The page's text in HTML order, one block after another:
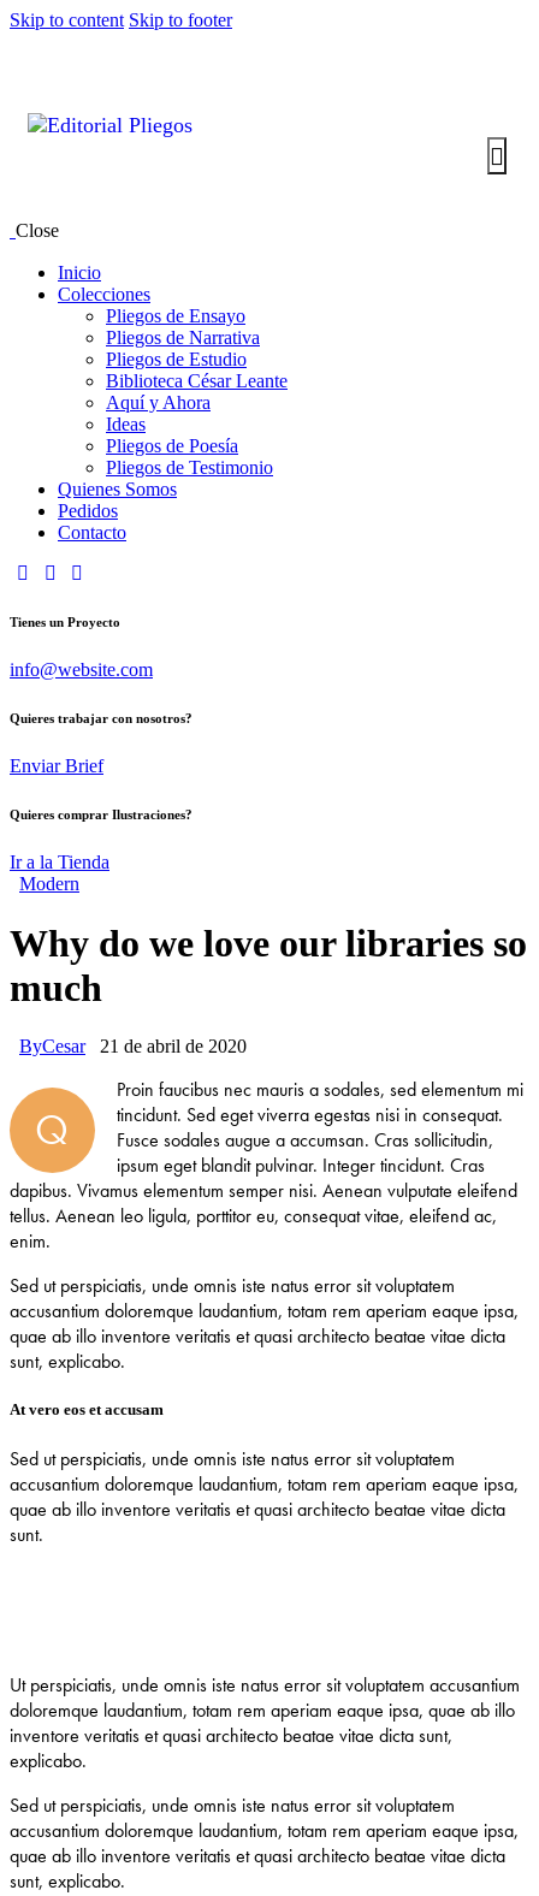
Skip to content Skip to footer
Close
Inicio
Colecciones
Pliegos de Ensayo
Pliegos de Narrativa
Pliegos de Estudio
Biblioteca César Leante
Aquí y Ahora
Ideas
Pliegos de Poesía
Pliegos de Testimonio
Quienes Somos
Pedidos
Contacto
Tienes un Proyecto
info@website.com
Quieres trabajar con nosotros?
Enviar Brief
Quieres comprar Ilustraciones?
Ir a la Tienda
Modern
Why do we love our libraries so
much
ByCesar 21 de abril de 2020
Q
Proin faucibus nec mauris a sodales, sed elementum mi
tincidunt. Sed eget viverra egestas nisi in consequat.
Fusce sodales augue a accumsan. Cras sollicitudin,
ipsum eget blandit pulvinar. Integer tincidunt. Cras
dapibus. Vivamus elementum semper nisi. Aenean vulputate eleifend
tellus. Aenean leo ligula, porttitor eu, consequat vitae, eleifend ac,
enim.
Sed ut perspiciatis, unde omnis iste natus error sit voluptatem
accusantium doloremque laudantium, totam rem aperiam eaque ipsa,
quae ab illo inventore veritatis et quasi architecto beatae vitae dicta
sunt, explicabo.
At vero eos et accusam
Sed ut perspiciatis, unde omnis iste natus error sit voluptatem
accusantium doloremque laudantium, totam rem aperiam eaque ipsa,
quae ab illo inventore veritatis et quasi architecto beatae vitae dicta
sunt.
Ut perspiciatis, unde omnis iste natus error sit voluptatem accusantium
doloremque laudantium, totam rem aperiam eaque ipsa, quae ab illo
inventore veritatis et quasi architecto beatae vitae dicta sunt,
explicabo.
Sed ut perspiciatis, unde omnis iste natus error sit voluptatem
accusantium doloremque laudantium, totam rem aperiam eaque ipsa,
quae ab illo inventore veritatis et quasi architecto beatae vitae dicta
sunt, explicabo.